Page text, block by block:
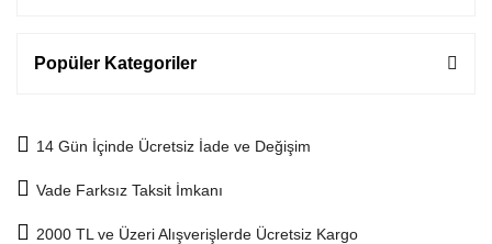
Popüler Kategoriler
14 Gün İçinde Ücretsiz İade ve Değişim
Vade Farksız Taksit İmkanı
2000 TL ve Üzeri Alışverişlerde Ücretsiz Kargo